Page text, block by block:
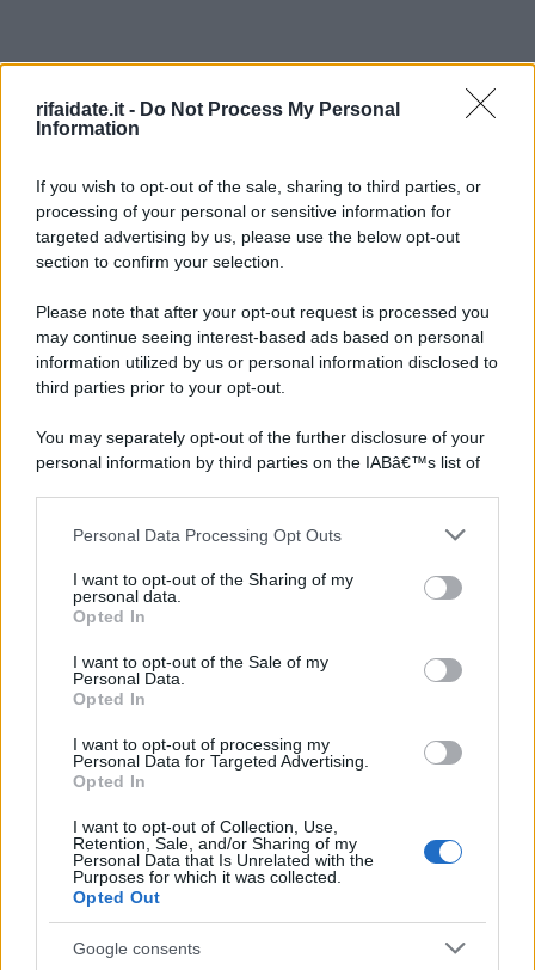
rifaidate.it - Do Not Process My Personal
Information
If you wish to opt-out of the sale, sharing to third parties, or
processing of your personal or sensitive information for
targeted advertising by us, please use the below opt-out
section to confirm your selection.
Please note that after your opt-out request is processed you
may continue seeing interest-based ads based on personal
information utilized by us or personal information disclosed to
third parties prior to your opt-out.
You may separately opt-out of the further disclosure of your
personal information by third parties on the IABâ€™s list of
This information may also be disclosed by us to third parties
further disclose it to other third parties.
Please note that this website/app uses one or more Google
services and may gather and store information including but
not limited to your visit or usage behaviour. You may click to
grant or deny consent to Google and its third-party tags to
consent section.
Personal Data Processing Opt Outs
I want to opt-out of the Sharing of my
personal data.
Opted In
I want to opt-out of the Sale of my
Personal Data.
Opted In
I want to opt-out of processing my
Personal Data for Targeted Advertising.
Opted In
I want to opt-out of Collection, Use,
Retention, Sale, and/or Sharing of my
Personal Data that Is Unrelated with the
Purposes for which it was collected.
Opted Out
Google consents
©2026 - rifaidate.it - p.iva 03338800984 Privacy Pubblicità